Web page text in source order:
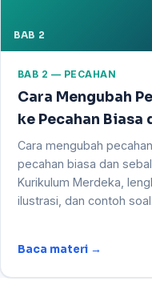
BAB 2
BAB 2 — PECAHAN
Cara Mengubah
ke Pecahan Biasa
Cara mengubah
pecahan biasa dan
Kurikulum Merdeka,
ilustrasi, dan contoh soal.
Baca materi →